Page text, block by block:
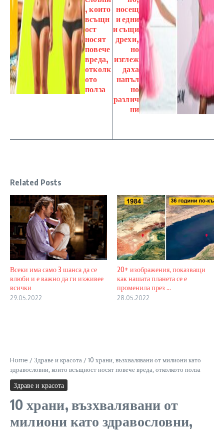
, които
всъщн
ост
носят
повече
вреда,
отколк
ото
полза
носещ
и едни
и същи
дрехи,
но
изглеж
даха
напъл
но
различ
ни
Related Posts
Всеки има само 3 шанса да се
влюби и е важно да ги изживее
всички
29.05.2022
20+ изображения, показващи
как нашата планета се е
променила през ...
28.05.2022
Home /Здраве и красота /10 храни, възхвалявани от милиони като
здравословни, които всъщност носят повече вреда, отколкото полза
Здраве и красота
10 храни, възхвалявани от
милиони като здравословни,